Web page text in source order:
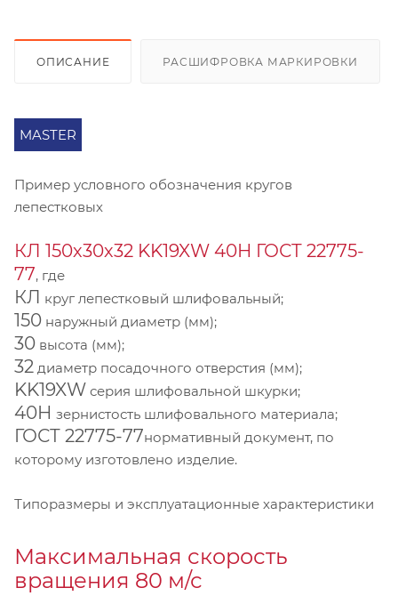
ОПИСАНИЕ РАСШИФРОВКА МАРКИРОВКИ
MASTER
Пример условного обозначения кругов
лепестковых
КЛ 150х30х32 KK19XW 40Н ГОСТ 22775-
77, где
КЛ круг лепестковый шлифовальный;
150 наружный диаметр (мм);
30 высота (мм);
32 диаметр посадочного отверстия (мм);
KK19XW серия шлифовальной шкурки;
40Н зернистость шлифовального материала;
ГОСТ 22775-77нормативный документ, по
которому изготовлено изделие.
Типоразмеры и эксплуатационные характеристики
Максимальная скорость
вращения 80 м/с